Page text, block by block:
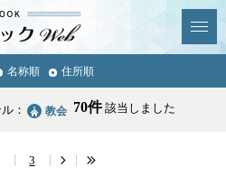
News & Topics
情報掲載の変更・追加につい
名称順 住所順
： 教会 70件該当しました
3